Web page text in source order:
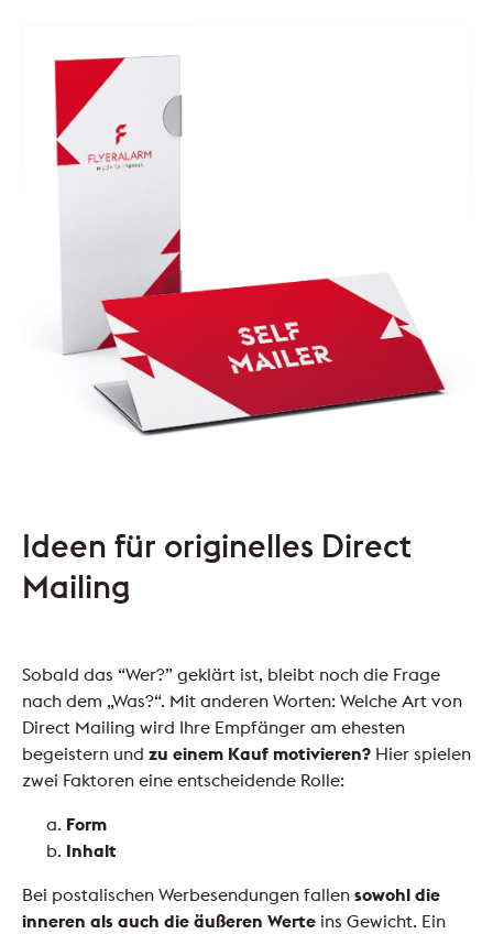
Ideen für originelles Direct
Mailing
Sobald das “Wer?” geklärt ist, bleibt noch die Frage
nach dem „Was?“. Mit anderen Worten: Welche Art von
Direct Mailing wird Ihre Empfänger am ehesten
begeistern und zu einem Kauf motivieren? Hier spielen
zwei Faktoren eine entscheidende Rolle:
Form
Inhalt
Bei postalischen Werbesendungen fallen sowohl die
inneren als auch die äußeren Werte ins Gewicht. Ein